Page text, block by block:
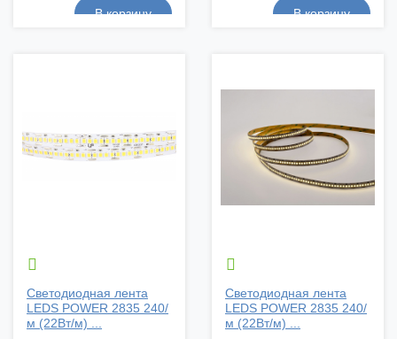

Светодиодная лента
LEDS POWER 2835 240/
м (22Вт/м) ...

Светодиодная лента
LEDS POWER 2835 240/
м (22Вт/м) ...